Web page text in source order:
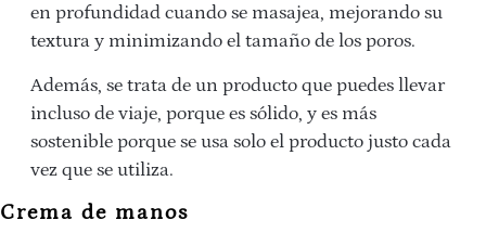
en profundidad cuando se masajea, mejorando su
textura y minimizando el tamaño de los poros.
Además, se trata de un producto que puedes llevar
incluso de viaje, porque es sólido, y es más
sostenible porque se usa solo el producto justo cada
vez que se utiliza.
Crema de manos